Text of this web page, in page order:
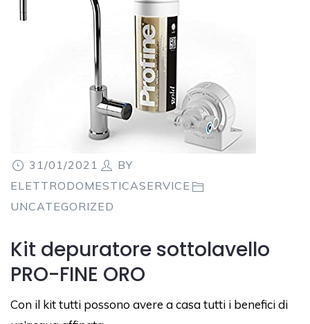
31/01/2021
BY
ELETTRODOMESTICASERVICE
UNCATEGORIZED
Kit depuratore sottolavello
PRO-FINE ORO
Con il kit tutti possono avere a casa tutti i benefici di